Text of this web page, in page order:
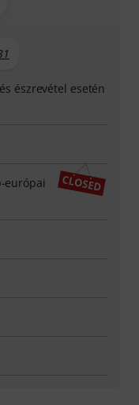
észrevétel esetén
európai